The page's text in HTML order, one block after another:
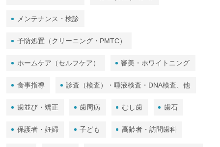
メンテナンス・検診
予防処置（クリーニング・PMTC）
ホームケア（セルフケア） 審美・ホワイトニング
食事指導 診査（検査）・唾液検査・DNA検査、他
歯並び・矯正 歯周病 むし歯 歯石
保護者・妊婦 子ども 高齢者・訪問歯科